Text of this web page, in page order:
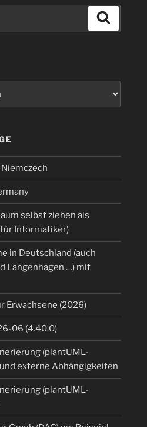
selbst ziehen als
Informatiker)
in Deutschland (auch
Langenhagen …) mit
Erwachsene (2026)
06 (4.40.0)
(plantUML-
externe Abhängigkeiten
(plantUML-